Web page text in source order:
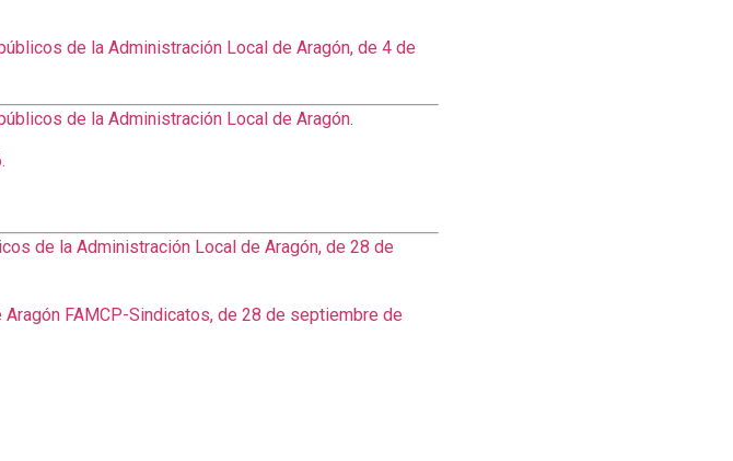
de la Administración Local de Aragón, de 4 de
de la Administración Local de Aragón.
de la Administración Local de Aragón, de 28 de
FAMCP-Sindicatos, de 28 de septiembre de